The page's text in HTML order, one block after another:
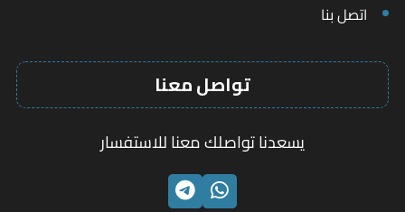
اتصل بنا
تواصل معنا
يسعدنا تواصلك معنا للاستفسار
الواتسابتليجرام